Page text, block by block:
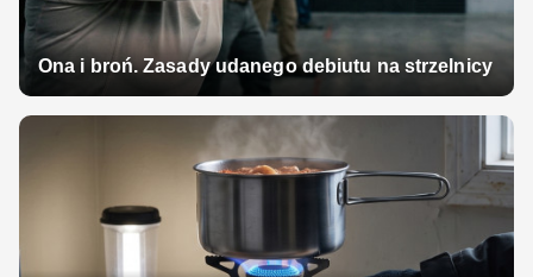
Ona i broń. Zasady udanego debiutu na strzelnicy